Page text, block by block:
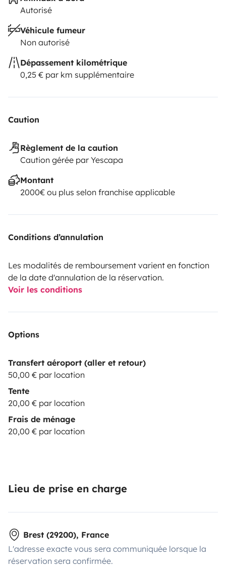
Autorisé
Véhicule fumeur
Non autorisé
Dépassement kilométrique
0,25 € par km supplémentaire
Caution
Règlement de la caution
Caution gérée par Yescapa
Montant
2000€ ou plus selon franchise applicable
Conditions d’annulation
Les modalités de remboursement varient en fonction
de la date d'annulation de la réservation.
Voir les conditions
Options
Transfert aéroport (aller et retour)
50,00 € par location
Tente
20,00 € par location
Frais de ménage
20,00 € par location
Lieu de prise en charge
Brest (29200), France
L'adresse exacte vous sera communiquée lorsque la
réservation sera confirmée.